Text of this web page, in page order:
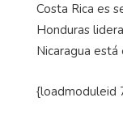
Costa Rica es
Honduras
Nicaragua
{loadmoduleid